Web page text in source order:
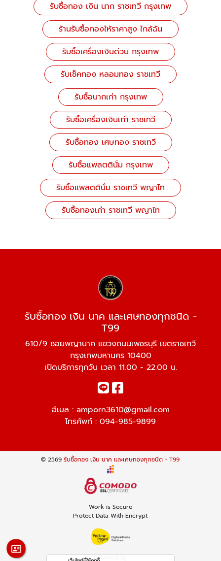
รับซื้อทอง เงิน นาก ราชเทวี กรุงเทพ
ร้านรับซื้อทองให้ราคาสูง ใกล้ฉัน
รับซื้อเครื่องเงินด่วน กรุงเทพ
รับเช็คทอง หลอมทอง ราชเทวี
รับซื้อนากเก่า กรุงเทพ
รับซื้อเครื่องเงินเก่า ราชเทวี
รับซื้อทอง เศษทอง ราชเทวี
รับซื้อแพลตตินั่ม กรุงเทพ
รับซื้อแพลตตินั่ม ราชเทวี พญาไท
รับซื้อทองเก่า ราชเทวี พญาไท
รับซื้อทอง เงิน นาค และเศษทองทุกชนิด -
T99
610/9 ซอยพญานาค แขวงถนนเพชรบุรี เขตราชเทวี
กรุงเทพมหานคร 10400
เปิดบริการทุกวัน เวลา 11.00 - 22.00 น.
อีเมล : amporn3610@gmail.com
โทรศัพท์ : 094-985-9899
© 2569รับซื้อทอง เงิน นาค และเศษทองทุกชนิด - T99
Work is Secure
Protect Data With Encrypt
Powered By